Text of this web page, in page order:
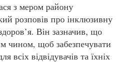
з мером району
розповів про інклюзивну
Він зазначив, що
чином, щоб забезпечувати
всіх відвідувачів та їхніх